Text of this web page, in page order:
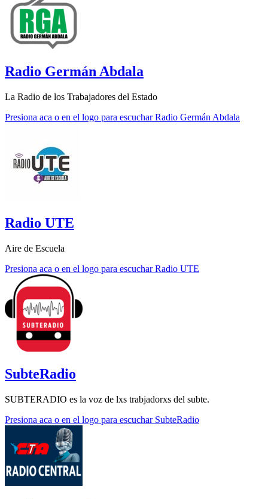
Radio Germán Abdala
La Radio de los Trabajadores del Estado
Presiona aca o en el logo para escuchar Radio Germán Abdala
Radio UTE
Aire de Escuela
Presiona aca o en el logo para escuchar Radio UTE
SubteRadio
SUBTERADIO es la voz de lxs trabjadorxs del subte.
Presiona aca o en el logo para escuchar SubteRadio